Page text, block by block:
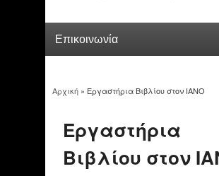
You are here
Αρχική» Εργαστήρια Βιβλίου στον IANO
Εργαστήρια
Βιβλίου στον